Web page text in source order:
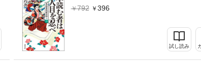
792
396
試し読み